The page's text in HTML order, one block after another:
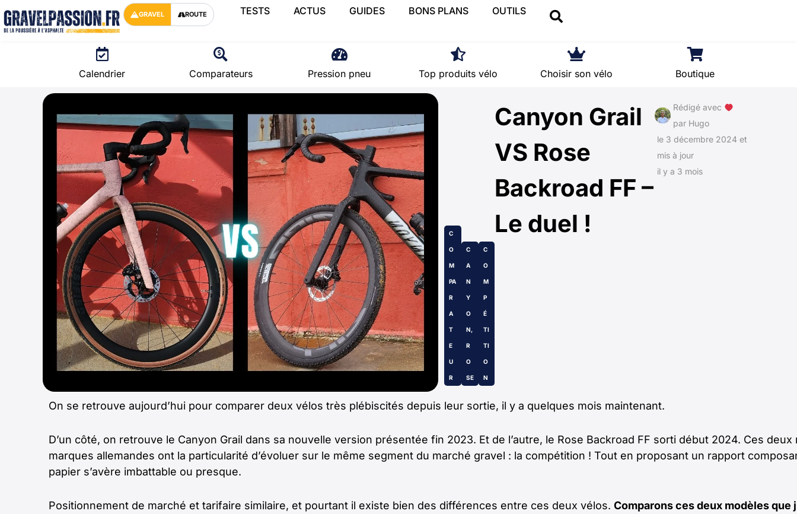
GRAVEL ROUTE TESTS ACTUS GUIDES BONS PLANS OUTILS
Calendrier Comparateurs Pression pneu Top produits vélo Choisir son vélo Boutique
C
O
M
PA
R
A
T
E
U
R
C
A
N
Y
O
N,
R
O
SE
C
O
M
P
É
TI
TI
O
N
Canyon Grail
VS Rose
Backroad FF –
Le duel !
Rédigé avec
parHugo
le 3 décembre 2024 et
mis à jour
il y a 3 mois
On se retrouve aujourd’hui pour comparer deux vélos très plébiscités depuis leur sortie, il y a quelques mois maintenant.
D’un côté, on retrouve le Canyon Grail dans sa nouvelle version présentée fin 2023. Et de l’autre, le Rose Backroad FF sorti début 2024. Ces
marques allemandes ont la particularité d’évoluer sur le même segment du marché gravel : la compétition ! Tout en proposant un rapport
papier s’avère imbattable ou presque.
Positionnement de marché et tarifaire similaire, et pourtant il existe bien des différences entre ces deux vélos. Comparons ces deux modèles que